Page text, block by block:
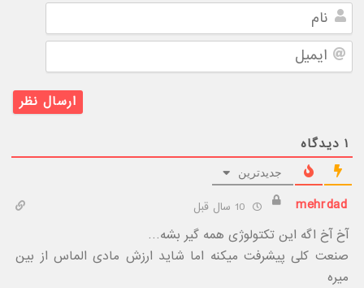
نام
ایمیل
۱ دیدگاه
جدیدترین
mehrdad
آخ آخ اگه این تکتولوژی همه گیر بشه…
صنعت کلی پیشرفت میکنه اما شاید ارزش مادی الماس از بین
میره